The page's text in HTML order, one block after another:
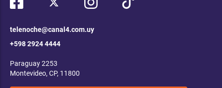
telenoche@canal4.com.uy
+598 2924 4444
Paraguay 2253
Montevideo, CP, 11800